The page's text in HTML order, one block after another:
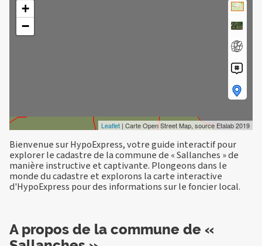
+
−
Leaflet | Carte Open Street Map, source Etalab 2019
Bienvenue sur HypoExpress, votre guide interactif pour
explorer le cadastre de la commune de « Sallanches » de
manière instructive et captivante. Plongeons dans le
monde du cadastre et explorons la carte interactive
d'HypoExpress pour des informations sur le foncier local.
A propos de la commune de «